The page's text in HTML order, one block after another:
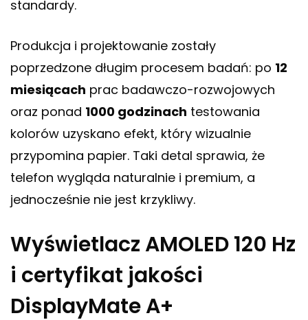
standardy.
Produkcja i projektowanie zostały
poprzedzone długim procesem badań: po 12
miesiącach prac badawczo-rozwojowych
oraz ponad 1000 godzinach testowania
kolorów uzyskano efekt, który wizualnie
przypomina papier. Taki detal sprawia, że
telefon wygląda naturalnie i premium, a
jednocześnie nie jest krzykliwy.
Wyświetlacz AMOLED 120 Hz
i certyfikat jakości
DisplayMate A+